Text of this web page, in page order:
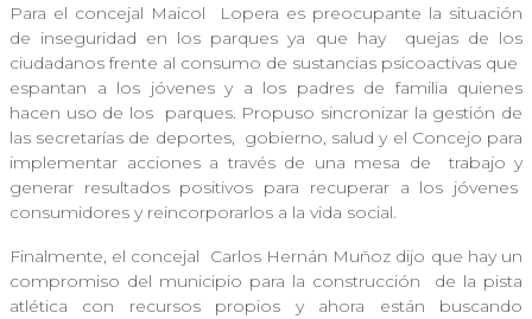
Para el concejal Maicol
Lopera es preocupante la situación
de inseguridad en los parques ya que hay
quejas de los
ciudadanos frente al consumo de sustancias psicoactivas que
espantan a los jóvenes y a los padres de familia quienes
hacen uso de los
parques. Propuso sincronizar la gestión de
las secretarías de deportes, gobierno, salud y el Concejo para
implementar acciones a través de una mesa de
trabajo y
generar resultados positivos para recuperar a los jóvenes
consumidores y reincorporarlos a la vida social.
Finalmente, el concejal
Carlos Hernán Muñoz dijo que hay un
compromiso del municipio para la construcción
de la pista
atlética con recursos propios y ahora están buscando